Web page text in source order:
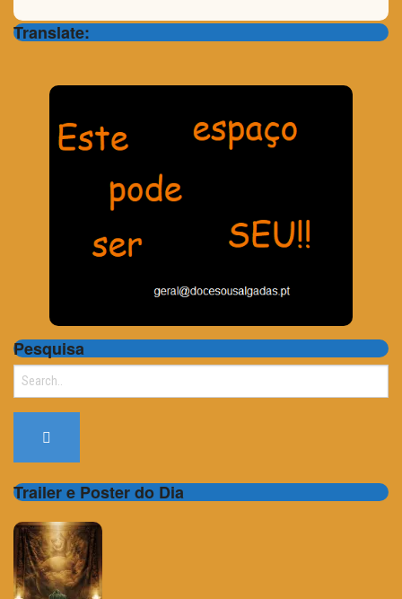
Translate:
Pesquisa
Search
Trailer e Poster do Dia